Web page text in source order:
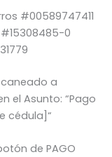
#00589747411
#15308485-0
a
el Asunto: “Pago
cédula]“
de PAGO